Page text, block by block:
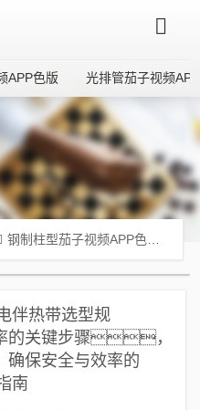
APP色版 光排管茄子视频
钢制柱型茄子视频APP色版
伴热带选型规
的关键步骤，
保安全与效率的
南